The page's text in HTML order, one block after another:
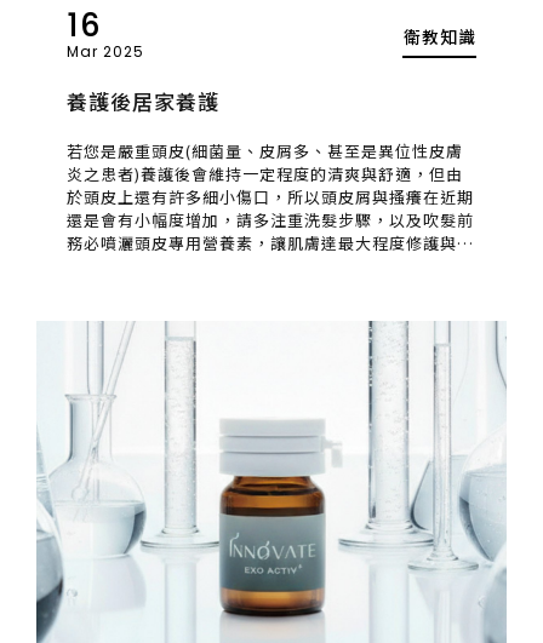
16
Mar 2025
衛教知識
養護後居家養護
若您是嚴重頭皮(細菌量、皮屑多、甚至是異位性皮膚
炎之患者)養護後會維持一定程度的清爽與舒適，但由
於頭皮上還有許多細小傷口，所以頭皮屑與搔癢在近期
還是會有小幅度增加，請多注重洗髮步驟，以及吹髮前
務必噴灑頭皮專用營養素，讓肌膚達最大程度修護與保